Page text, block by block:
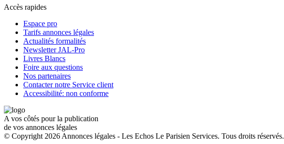
Accès rapides
Espace pro
Tarifs annonces légales
Actualités formalités
Newsletter JAL-Pro
Livres Blancs
Foire aux questions
Nos partenaires
Contacter notre Service client
Accessibilité: non conforme
A vos côtés pour la publication
de vos annonces légales
© Copyright 2026 Annonces légales - Les Echos Le Parisien Services. Tous droits réservés.